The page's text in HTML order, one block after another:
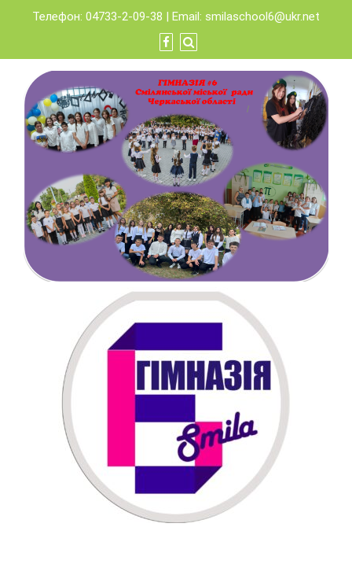
content
Телефон: 04733-2-09-38 | Email: smilaschool6@ukr.net